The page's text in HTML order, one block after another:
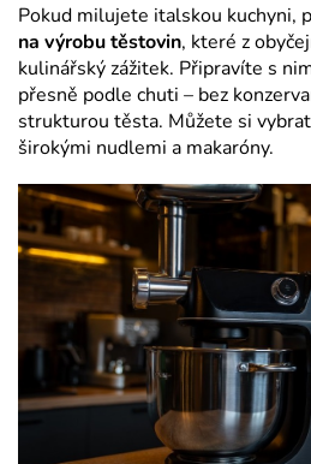
Pokud milujete italskou kuchyni,
na výrobu těstovin, které z
kulinářský zážitek. Připravíte s
přesně podle chuti – bez
strukturou těsta. Můžete si
širokými nudlemi a makaróny.